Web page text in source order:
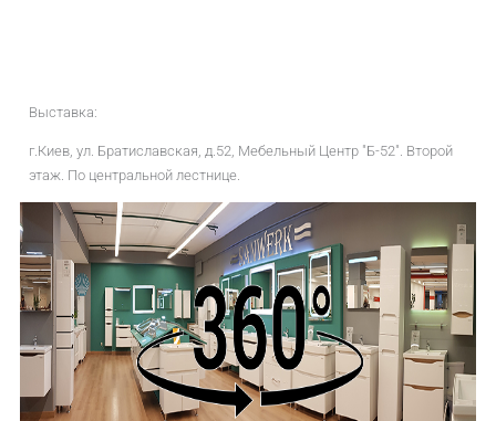
Выставка:
г.Киев, ул. Братиславская, д.52, Мебельный Центр "Б-52". Второй
этаж. По центральной лестнице.